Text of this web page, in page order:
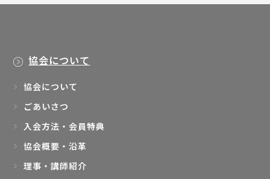
協会について
協会について
ごあいさつ
入会方法・会員特典
協会概要・沿革
理事・講師紹介